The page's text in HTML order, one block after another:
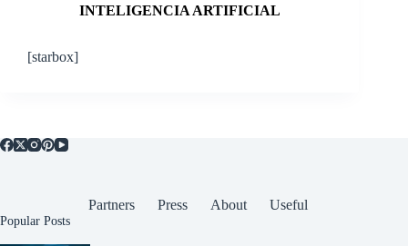
INTELIGENCIA ARTIFICIAL
[starbox]
Partners Press About Useful
Popular Posts